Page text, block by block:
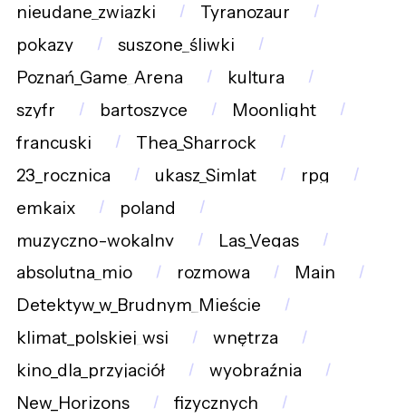
nieudane_związki
Tyranozaur
pokazy
suszone_śliwki
Poznań_Game_Arena
kultura
szyfr
bartoszyce
Moonlight
francuski
Thea_Sharrock
23_rocznica
ukasz_Simlat
rpg
emkaix
poland
muzyczno-wokalny
Las_Vegas
absolutna_mio
rozmowa
Main
Detektyw_w_Brudnym_Mieście
klimat_polskiej_wsi
wnętrza
kino_dla_przyjaciół
wyobraźnia
New_Horizons
fizycznych